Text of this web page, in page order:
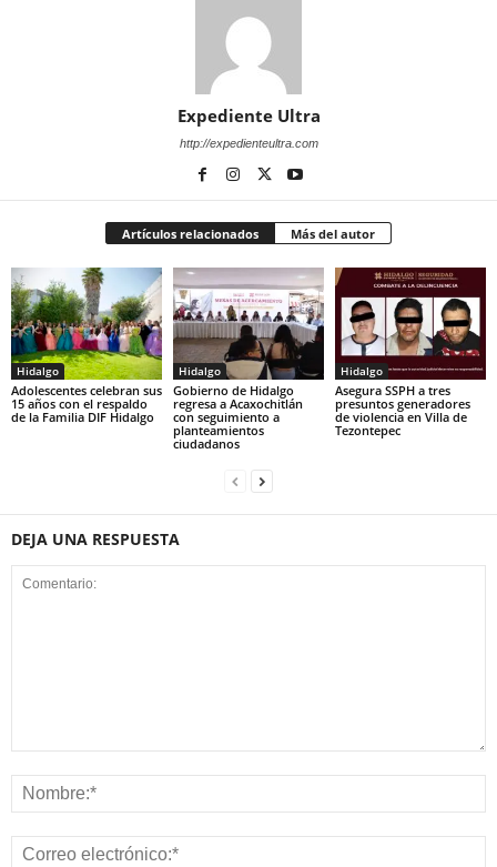
Expediente Ultra
http://expedienteultra.com
Artículos relacionados Más del autor
Hidalgo
Adolescentes celebran sus
15 años con el respaldo
de la Familia DIF Hidalgo
Hidalgo
Gobierno de Hidalgo
regresa a Acaxochitlán
con seguimiento a
planteamientos
ciudadanos
Hidalgo
Asegura SSPH a tres
presuntos generadores
de violencia en Villa de
Tezontepec
DEJA UNA RESPUESTA